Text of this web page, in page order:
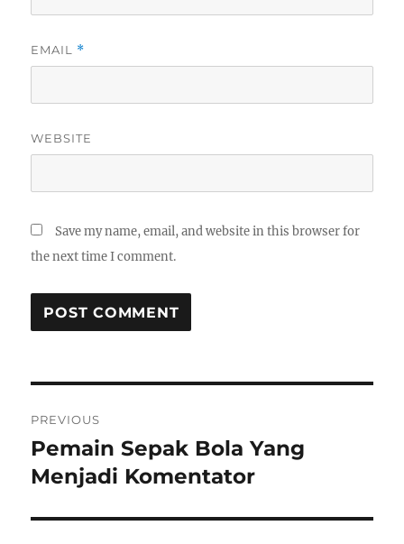
EMAIL *
WEBSITE
Save my name, email, and website in this browser for
the next time I comment.
navigation
PREVIOUS
Previous
post:
Pemain Sepak Bola Yang
Menjadi Komentator